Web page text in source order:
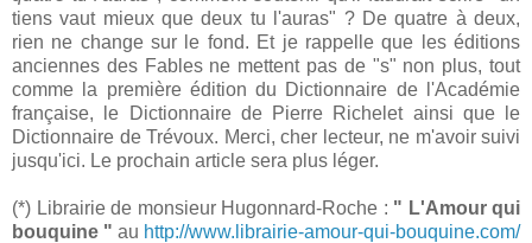
tiens vaut mieux que deux tu l'auras" ? De quatre à deux,
rien ne change sur le fond. Et je rappelle que les éditions
anciennes des Fables ne mettent pas de "s" non plus, tout
comme la première édition du Dictionnaire de l'Académie
française, le Dictionnaire de Pierre Richelet ainsi que le
Dictionnaire de Trévoux. Merci, cher lecteur, ne m'avoir suivi
jusqu'ici. Le prochain article sera plus léger.
(*) Librairie de monsieur Hugonnard-Roche : " L'Amour qui
bouquine " au http://www.librairie-amour-qui-bouquine.com/